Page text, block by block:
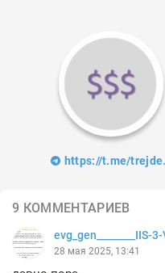
9 КОММЕНТАРИЕВ
evg_gen________IIS-
28 мая 2025, 13:41